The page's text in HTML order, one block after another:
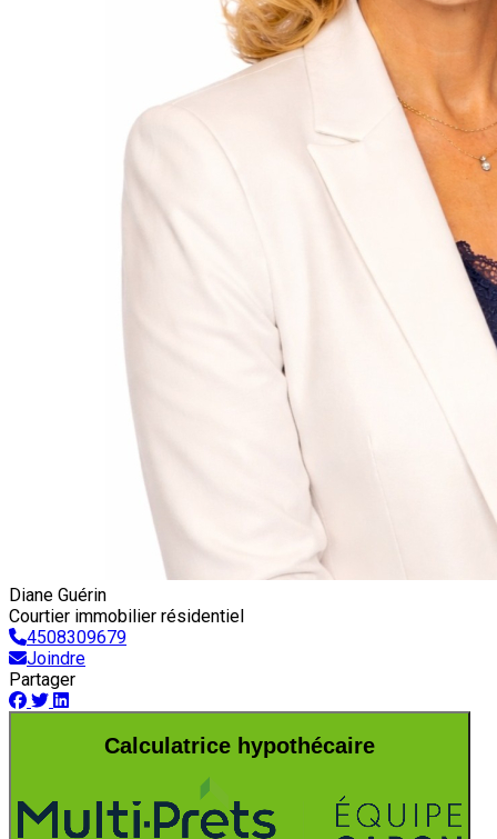
Diane Guérin
Courtier immobilier résidentiel
4508309679
Joindre
Partager
Calculatrice hypothécaire